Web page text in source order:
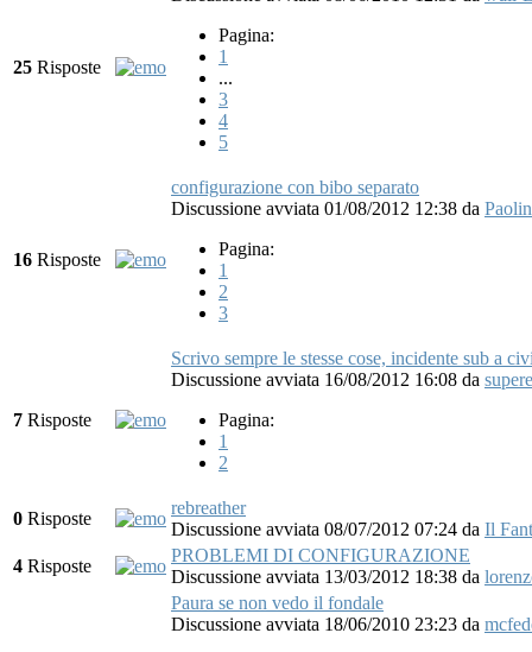
25 Risposte
Pagina:
1
...
3
4
5
16 Risposte
configurazione con bibo separato
Discussione avviata 01/08/2012 12:38 da
Pagina:
1
2
3
7 Risposte
Scrivo sempre le stesse cose, incidente sub a
Discussione avviata 16/08/2012 16:08 da
Pagina:
1
2
0 Risposte
rebreather
Discussione avviata 08/07/2012 07:24 da Il
4 Risposte
PROBLEMI DI CONFIGURAZIONE
Discussione avviata 13/03/2012 18:38 da
Paura se non vedo il fondale
Discussione avviata 18/06/2010 23:23 da